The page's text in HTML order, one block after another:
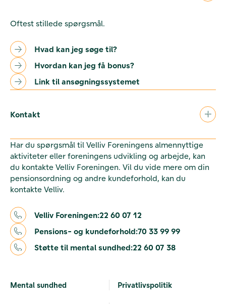
Oftest stillede spørgsmål.
Hvad kan jeg søge til?
Hvordan kan jeg få bonus?
Link til ansøgningssystemet
Kontakt
Har du spørgsmål til Velliv Foreningens almennyttige
aktiviteter eller foreningens udvikling og arbejde, kan
du kontakte Velliv Foreningen. Vil du vide mere om din
pensionsordning og andre kundeforhold, kan du
kontakte Velliv.
Velliv Foreningen:22 60 07 12
Pensions- og kundeforhold:70 33 99 99
Støtte til mental sundhed:22 60 07 38
Mental sundhed Privatlivspolitik